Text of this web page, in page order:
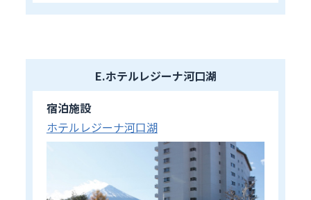
E.ホテルレジーナ河口湖
宿泊施設
ホテルレジーナ河口湖